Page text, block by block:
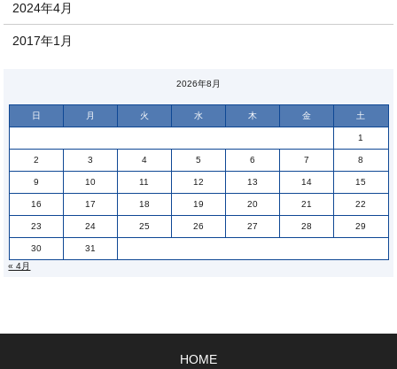
2024年4月
2017年1月
2026年8月
日 月 火 水 木 金 土
1
2 3 4 5 6 7 8
9 10 11 12 13 14 15
16 17 18 19 20 21 22
23 24 25 26 27 28 29
30
31
« 4月
HOME